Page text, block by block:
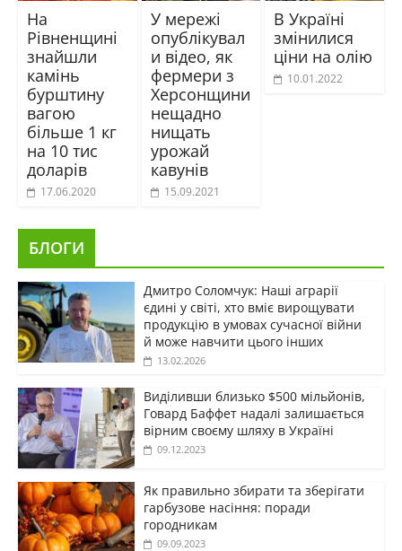
На
Рівненщині
знайшли
камінь
бурштину
вагою
більше 1 кг
на 10 тис
доларів
17.06.2020
У мережі
опублікувал
и відео, як
фермери з
Херсонщини
нещадно
нищать
урожай
кавунів
15.09.2021
В Україні
змінилися
ціни на олію
10.01.2022
БЛОГИ
Дмитро Соломчук: Наші аграрії
єдині у світі, хто вміє вирощувати
продукцію в умовах сучасної війни
й може навчити цього інших
13.02.2026
Виділивши близько $500 мільйонів,
Говард Баффет надалі залишається
вірним своєму шляху в Україні
09.12.2023
Як правильно збирати та зберігати
гарбузове насіння: поради
городникам
09.09.2023